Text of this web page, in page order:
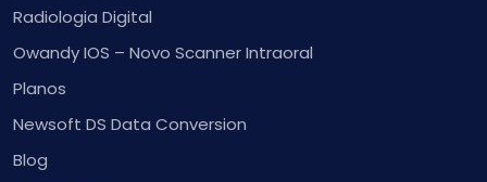
Radiologia Digital
Owandy IOS – Novo Scanner Intraoral
Planos
Newsoft DS Data Conversion
Blog